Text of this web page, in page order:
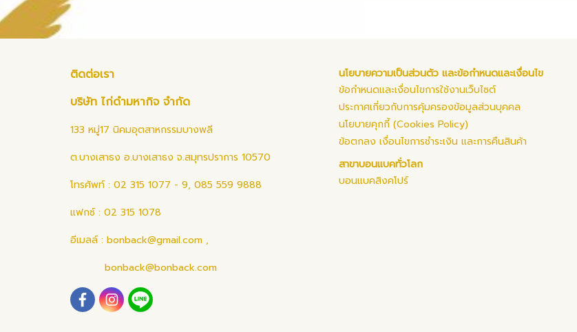
ติดต่อเรา
บริษัท ไก่ดำมหากิจ จำกัด
133 หมู่17 นิคมอุตสาหกรรมบางพลี
ต.บางเสาธง อ.บางเสาธง จ.สมุทรปราการ 10570
โทรศัพท์ : 02 315 1077 - 9, 085 559 9888
แฟกซ์ : 02 315 1078
อีเมลล์ : bonback@gmail.com ,
bonback@bonback.com
นโยบายความเป็นส่วนตัว และข้อกำหนดและเงื่อนไข
ข้อกำหนดและเงื่อนไขการใช้งานเว็บไซต์
ประกาศเกี่ยวกับการคุ้มครองข้อมูลส่วนบุคคล
นโยบายคุกกี้ (Cookies Policy)
ข้อตกลง เงื่อนไขการชำระเงิน และการคืนสินค้า
สาขาบอนแบคทั่วโลก
บอนแบคสิงคโปร์